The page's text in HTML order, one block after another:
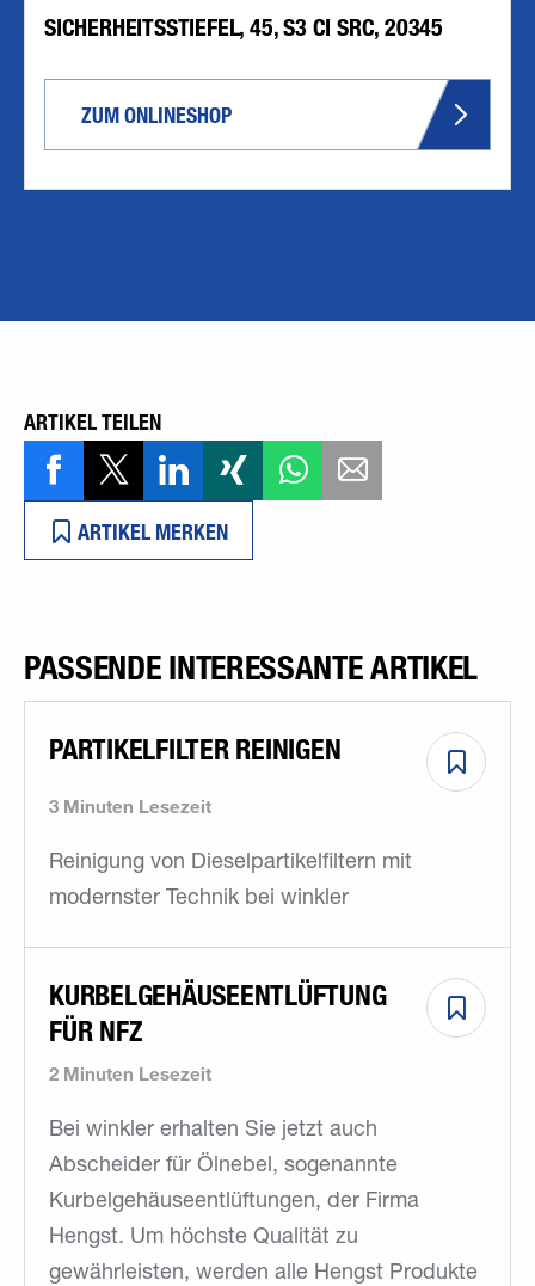
SICHERHEITSSTIEFEL, 45, S3 CI SRC, 20345
ZUM ONLINESHOP
ARTIKEL TEILEN
ARTIKEL MERKEN
PASSENDE INTERESSANTE ARTIKEL
3 Minuten Lesezeit
PARTIKELFILTER REINIGEN
Reinigung von Dieselpartikelfiltern mit
modernster Technik bei winkler
2 Minuten Lesezeit
KURBELGEHÄUSEENTLÜFTUNG
FÜR NFZ
Bei winkler erhalten Sie jetzt auch
Abscheider für Ölnebel, sogenannte
Kurbelgehäuseentlüftungen, der Firma
Hengst. Um höchste Qualität zu
gewährleisten, werden alle Hengst Produkte